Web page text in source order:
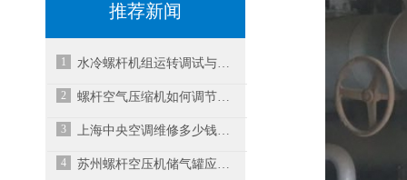
推荐新闻
1 水冷螺杆机组运转调试与故障维修
2 螺杆空气压缩机如何调节气压？
3 上海中央空调维修多少钱？中央空调维修报价表来啦！
4 苏州螺杆空压机储气罐应放在哪里？